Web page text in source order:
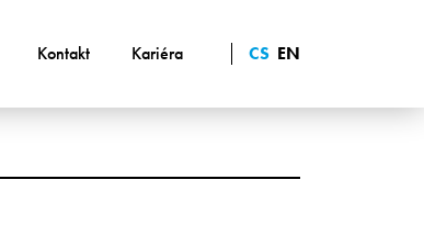
Kontakt Kariéra CS EN